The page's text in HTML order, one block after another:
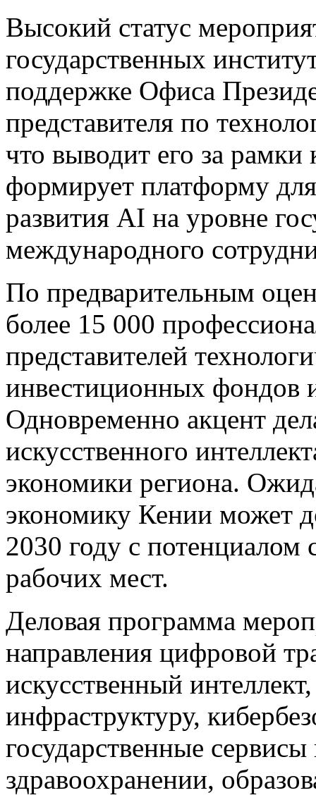
Высокий статус
государственных
поддержке Офиса
представителя по
что выводит его за рамки
формирует платформу
развития AI на уровне
международного
По предварительным
более 15 000
представителей
инвестиционных фондов
Одновременно акцент
искусственного
экономики региона.
экономику Кении может
2030 году с потенциалом
рабочих мест.
Деловая программа
направления цифровой
искусственный
инфраструктуру,
государственные
здравоохранении,